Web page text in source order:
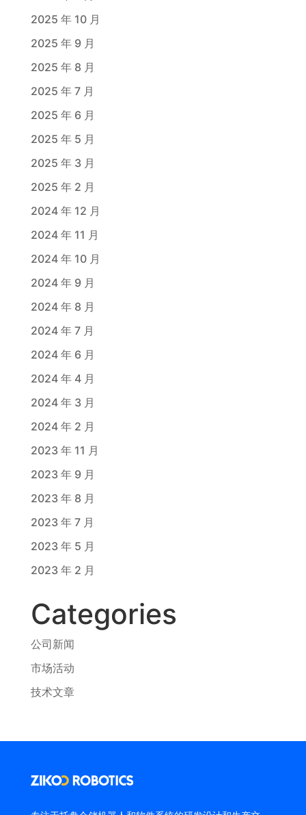
2025 年 10 月
2025 年 9 月
2025 年 8 月
2025 年 7 月
2025 年 6 月
2025 年 5 月
2025 年 3 月
2025 年 2 月
2024 年 12 月
2024 年 11 月
2024 年 10 月
2024 年 9 月
2024 年 8 月
2024 年 7 月
2024 年 6 月
2024 年 4 月
2024 年 3 月
2024 年 2 月
2023 年 11 月
2023 年 9 月
2023 年 8 月
2023 年 7 月
2023 年 5 月
2023 年 2 月
Categories
公司新闻
市场活动
技术文章